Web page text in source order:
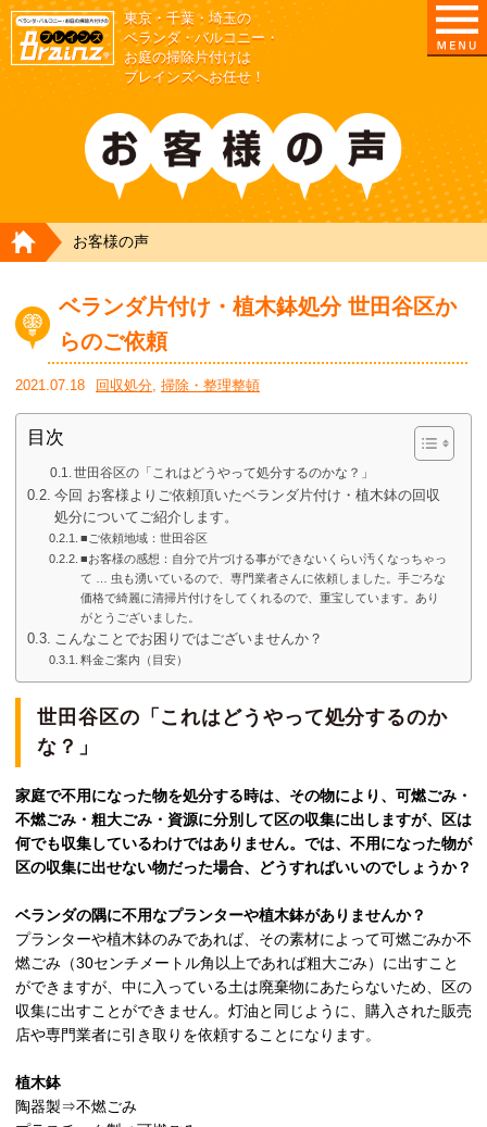
東京/埼玉/千葉/神奈川の ベランダ・庭の清掃片付け
東京・千葉・埼玉の
ベランダ・バルコニー・
お庭の掃除片付けは
ブレインズへお任せ！
HOME
お客様の声
ベランダ片付け・植木鉢処分 世田谷区か
らのご依頼
2021.07.18 回収処分, 掃除・整理整頓
目次
世田谷区の「これはどうやって処分するのかな？」
今回 お客様よりご依頼頂いたベランダ片付け・植木鉢の回収
処分についてご紹介します。
■ご依頼地域：世田谷区
■お客様の感想：自分で片づける事ができないくらい汚くなっちゃっ
て … 虫も湧いているので、専門業者さんに依頼しました。手ごろな
価格で綺麗に清掃片付けをしてくれるので、重宝しています。あり
がとうございました。
こんなことでお困りではございませんか？
料金ご案内（目安）
世田谷区の「これはどうやって処分するのか
な？」
家庭で不用になった物を処分する時は、その物により、可燃ごみ・
不燃ごみ・粗大ごみ・資源に分別して区の収集に出しますが、区は
何でも収集しているわけではありません。では、不用になった物が
区の収集に出せない物だった場合、どうすればいいのでしょうか？
ベランダの隅に不用なプランターや植木鉢がありませんか？
プランターや植木鉢のみであれば、その素材によって可燃ごみか不
燃ごみ（30センチメートル角以上であれば粗大ごみ）に出すこと
ができますが、中に入っている土は廃棄物にあたらないため、区の
収集に出すことができません。灯油と同じように、購入された販売
店や専門業者に引き取りを依頼することになります。
植木鉢
陶器製⇒不燃ごみ